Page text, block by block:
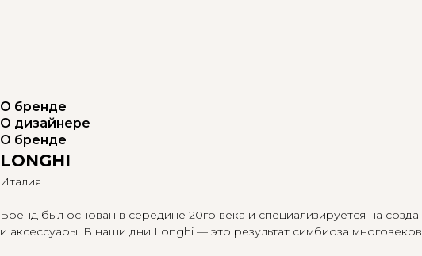
О бренде
О дизайнере
О бренде
LONGHI
Италия
Бренд был основан в середине 20го века и специализируется на
и аксессуары. В наши дни Longhi — это результат симбиоза